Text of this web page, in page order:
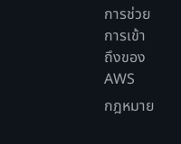
การช่วย
การเข้า
ถึงของ
AWS
กฎหมาย